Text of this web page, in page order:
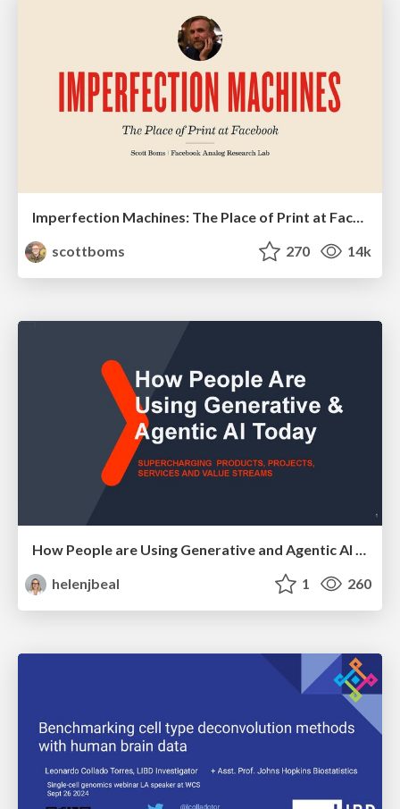
Imperfection Machines: The Place of Print at Facebook
scottboms
270 14k
How People are Using Generative and Agentic AI to Supercharge Their Products, Projects, Services and Value Streams Today
helenjbeal
1 260